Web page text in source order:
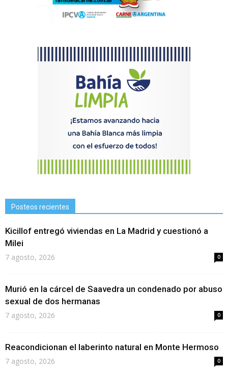
Posteos recientes
Kicillof entregó viviendas en La Madrid y cuestionó a
Milei
7 agosto, 2026 0
Murió en la cárcel de Saavedra un condenado por abuso
sexual de dos hermanas
7 agosto, 2026 0
Reacondicionan el laberinto natural en Monte Hermoso
7 agosto, 2026 0